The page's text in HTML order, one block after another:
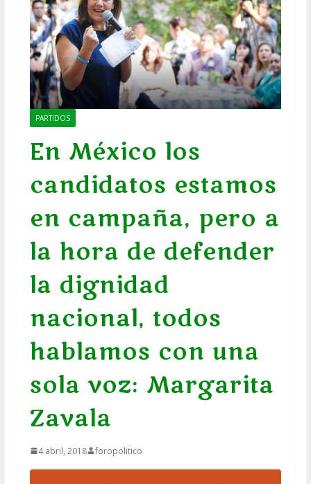
PARTIDOS
En México los
candidatos estamos
en campaña, pero a
la hora de defender
la dignidad
nacional, todos
hablamos con una
sola voz: Margarita
Zavala
4 abril, 2018 foropolitico